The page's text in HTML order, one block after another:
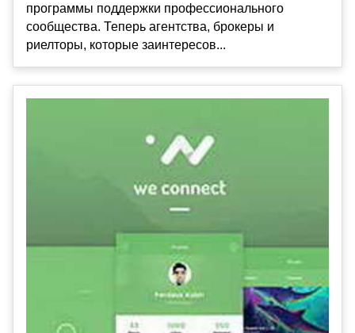
программы поддержки профессионального
сообщества. Теперь агентства, брокеры и
риелторы, которые заинтересов...